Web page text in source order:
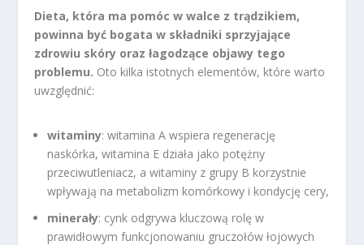
Dieta, która ma pomóc w walce z trądzikiem,
powinna być bogata w składniki sprzyjające
zdrowiu skóry oraz łagodzące objawy tego
problemu. Oto kilka istotnych elementów, które warto
uwzględnić:
witaminy: witamina A wspiera regenerację
naskórka, witamina E działa jako potężny
przeciwutleniacz, a witaminy z grupy B korzystnie
wpływają na metabolizm komórkowy i kondycję cery,
minerały: cynk odgrywa kluczową rolę w
prawidłowym funkcjonowaniu gruczołów łojowych